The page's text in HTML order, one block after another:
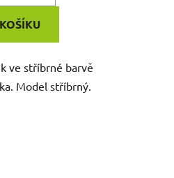
ve stříbrné barvě
Model stříbrný.